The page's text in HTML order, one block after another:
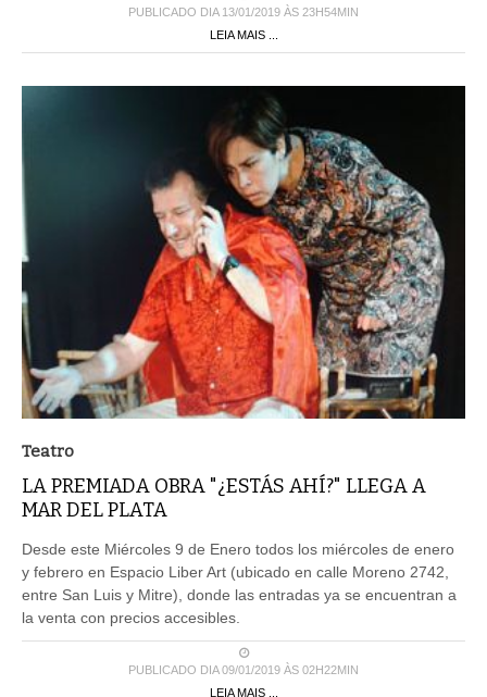
PUBLICADO DIA 13/01/2019 ÀS 23H54MIN
LEIA MAIS ...
Teatro
LA PREMIADA OBRA "¿ESTÁS AHÍ?" LLEGA A
MAR DEL PLATA
Desde este Miércoles 9 de Enero todos los miércoles de enero
y febrero en Espacio Liber Art (ubicado en calle Moreno 2742,
entre San Luis y Mitre), donde las entradas ya se encuentran a
la venta con precios accesibles.
PUBLICADO DIA 09/01/2019 ÀS 02H22MIN
LEIA MAIS ...